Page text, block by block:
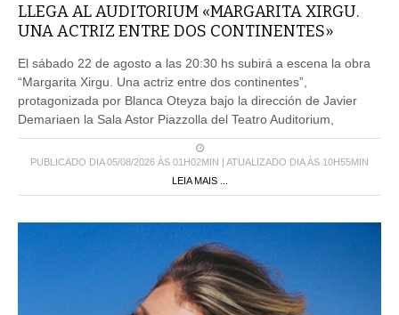
LLEGA AL AUDITORIUM «MARGARITA XIRGU.
UNA ACTRIZ ENTRE DOS CONTINENTES»
El sábado 22 de agosto a las 20:30 hs subirá a escena la obra
“Margarita Xirgu. Una actriz entre dos continentes”,
protagonizada por Blanca Oteyza bajo la dirección de Javier
Demariaen la Sala Astor Piazzolla del Teatro Auditorium,
PUBLICADO DIA 05/08/2026 ÀS 01H02MIN | ATUALIZADO DIA ÀS 10H55MIN
LEIA MAIS ...